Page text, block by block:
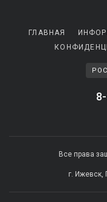
ГЛАВНАЯ
Все права
г. Ижевск,